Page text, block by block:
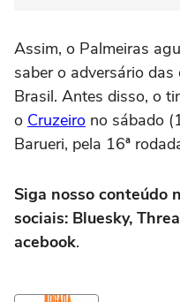
Assim, o Palmeiras
saber o adversário
Brasil. Antes disso, o
o Cruzeiro no sábado
Barueri, pela 16ª
Siga nosso conteúdo
sociais: Bluesky,
acebook.